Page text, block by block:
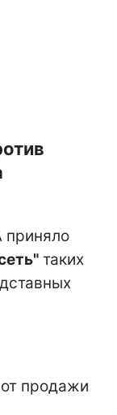
таких
продажи